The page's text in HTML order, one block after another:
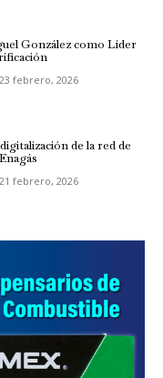
González como Líder
23 febrero, 2026
de la red de
21 febrero, 2026